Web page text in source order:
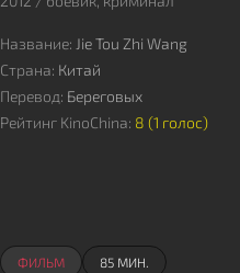
ФИЛЬМ 85 МИН.
Название: Jie Tou Zhi Wang
Страна: Китай
Перевод: Береговых
Рейтинг KinoChina: 8 (1 голос)